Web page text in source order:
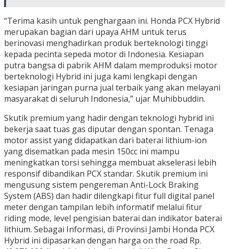
“Terima kasih untuk penghargaan ini. Honda PCX Hybrid
merupakan bagian dari upaya AHM untuk terus
berinovasi menghadirkan produk berteknologi tinggi
kepada pecinta sepeda motor di Indonesia. Kesiapan
putra bangsa di pabrik AHM dalam memproduksi motor
berteknologi Hybrid ini juga kami lengkapi dengan
kesiapan jaringan purna jual terbaik yang akan melayani
masyarakat di seluruh Indonesia,” ujar Muhibbuddin.
Skutik premium yang hadir dengan teknologi hybrid ini
bekerja saat tuas gas diputar dengan spontan. Tenaga
motor assist yang didapatkan dari baterai lithium-ion
yang disematkan pada mesin 150cc ini mampu
meningkatkan torsi sehingga membuat akselerasi lebih
responsif dibandikan PCX standar. Skutik premium ini
mengusung sistem pengereman Anti-Lock Braking
System (ABS) dan hadir dilengkapi fitur full digital panel
meter dengan tampilan lebih informatif melalui fitur
riding mode, level pengisian baterai dan indikator baterai
lithium. Sebagai Informasi, di Provinsi Jambi Honda PCX
Hybrid ini dipasarkan dengan harga on the road Rp.